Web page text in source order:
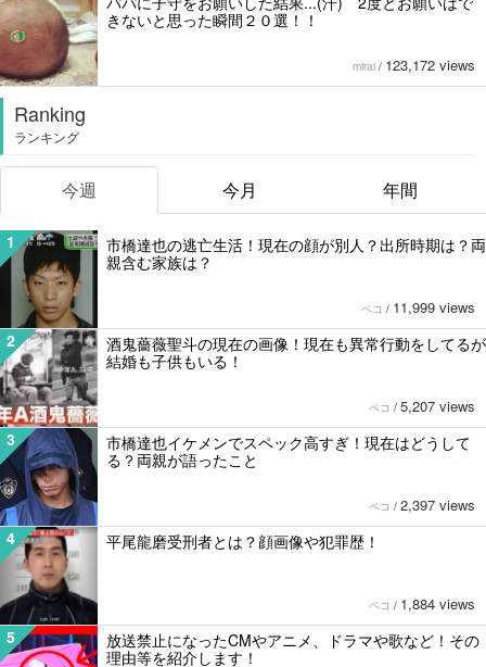
きないと思った瞬間２０選！！
mirai / 123,172 views
Ranking
ランキング
今週 今月 年間
1
市橋達也の逃亡生活！現在の顔が別人？出所時期は？両
親含む家族は？
ペコ / 11,999 views
2
酒鬼薔薇聖斗の現在の画像！現在も異常行動をしてるが
結婚も子供もいる！
ペコ / 5,207 views
3
市橋達也イケメンでスペック高すぎ！現在はどうして
る？両親が語ったこと
ペコ / 2,397 views
4 平尾龍磨受刑者とは？顔画像や犯罪歴！
ペコ / 1,884 views
5
放送禁止になったCMやアニメ、ドラマや歌など！その
理由等を紹介します！